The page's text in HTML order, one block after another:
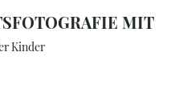
MIT
Kinder